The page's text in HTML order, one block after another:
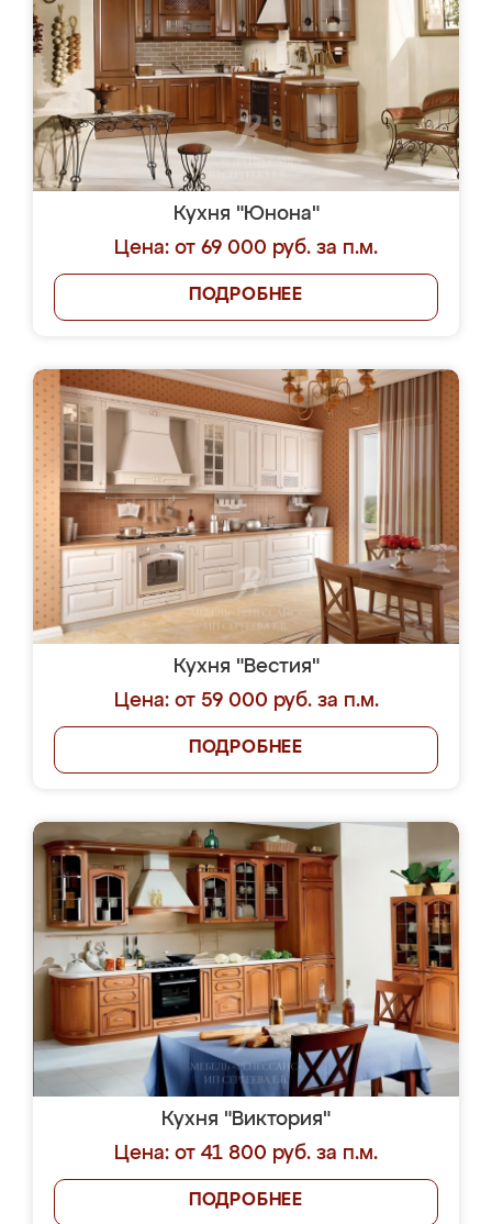
Кухня "Юнона"
Цена: от 69 000 руб. за п.м.
ПОДРОБНЕЕ
Кухня "Вестия"
Цена: от 59 000 руб. за п.м.
ПОДРОБНЕЕ
Кухня "Виктория"
Цена: от 41 800 руб. за п.м.
ПОДРОБНЕЕ